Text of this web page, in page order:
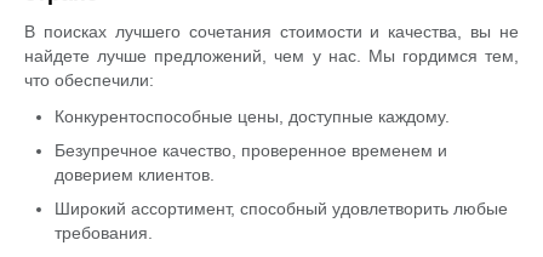
В поисках лучшего сочетания стоимости и качества, вы не
найдете лучше предложений, чем у нас. Мы гордимся тем,
что обеспечили:
Конкурентоспособные цены, доступные каждому.
Безупречное качество, проверенное временем и
доверием клиентов.
Широкий ассортимент, способный удовлетворить любые
требования.